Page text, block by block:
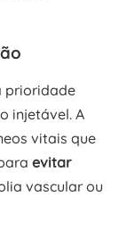
prioridade
injetável. A
vitais que
evitar
vascular ou